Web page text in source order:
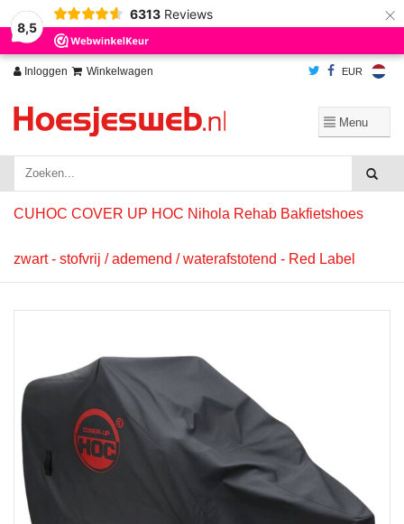
8,5
6313 Reviews ×
Inloggen Winkelwagen EUR
CUHOC COVER UP HOC Nihola Rehab Bakfietshoes
zwart - stofvrij / ademend / waterafstotend - Red Label
Wij slaan cookies op om onze website te verbeteren. Is dat akkoord?
Ja
Nee